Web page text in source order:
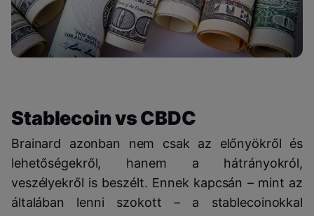
Stablecoin vs CBDC
Brainard azonban nem csak az előnyökről és
lehetőségekről, hanem a hátrányokról,
veszélyekről is beszélt. Ennek kapcsán – mint az
általában lenni szokott – a stablecoinokkal